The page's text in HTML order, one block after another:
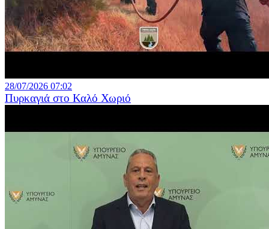
28/07/2026 07:02
Πυρκαγιά στο Καλό Χωριό